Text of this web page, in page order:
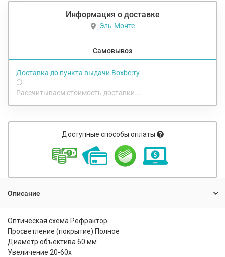
Информация о доставке
Эль-Монте
Самовывоз
Доставка до пункта выдачи Boxberry
Рассчитываем стоимость доставки...
Доступные способы оплаты
Описание
Оптическая схема Рефрактор
Просветление (покрытие) Полное
Диаметр объектива 60 мм
Увеличение 20-60x